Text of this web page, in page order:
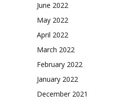
June 2022
May 2022
April 2022
March 2022
February 2022
January 2022
December 2021